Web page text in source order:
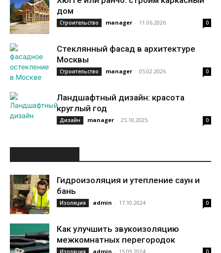
дом
Строительство manager - 11.06.2026 0
Стеклянный фасад в архитектуре
Москвы
Строительство manager - 05.02.2026 0
Ландшафтный дизайн: красота
круглый год
Дизайн manager - 25.10.2025 0
Гидроизоляция и утепление саун и
бань
Изоляция admin - 17.10.2024 0
Как улучшить звукоизоляцию
межкомнатных перегородок
Изоляция admin - 15.09.2024 0